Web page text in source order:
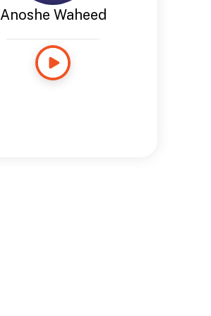
Anoshe Waheed